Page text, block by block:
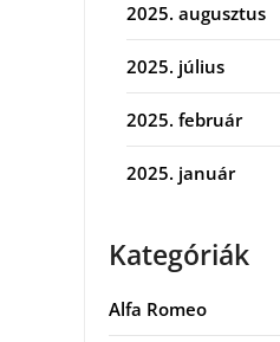
2025. augusztus
2025. július
2025. február
2025. január
Kategóriák
Alfa Romeo